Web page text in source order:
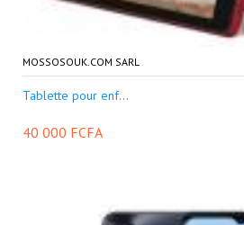
MOSSOSOUK.COM SARL
Tablette pour enf...
40 000 FCFA